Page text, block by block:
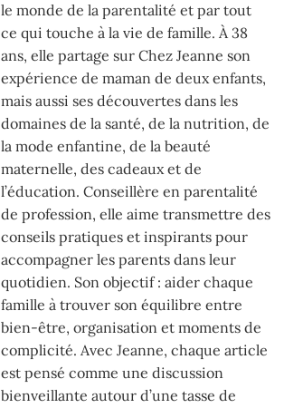
le monde de la parentalité et par tout
ce qui touche à la vie de famille. À 38
ans, elle partage sur Chez Jeanne son
expérience de maman de deux enfants,
mais aussi ses découvertes dans les
domaines de la santé, de la nutrition, de
la mode enfantine, de la beauté
maternelle, des cadeaux et de
l’éducation. Conseillère en parentalité
de profession, elle aime transmettre des
conseils pratiques et inspirants pour
accompagner les parents dans leur
quotidien. Son objectif : aider chaque
famille à trouver son équilibre entre
bien-être, organisation et moments de
complicité. Avec Jeanne, chaque article
est pensé comme une discussion
bienveillante autour d’une tasse de